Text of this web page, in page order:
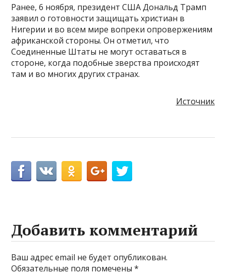
Ранее, 6 ноября, президент США Дональд Трамп
заявил о готовности защищать христиан в
Нигерии и во всем мире вопреки опровержениям
африканской стороны. Он отметил, что
Соединенные Штаты не могут оставаться в
стороне, когда подобные зверства происходят
там и во многих других странах.
Источник
Добавить комментарий
Ваш адрес email не будет опубликован.
Обязательные поля помечены*